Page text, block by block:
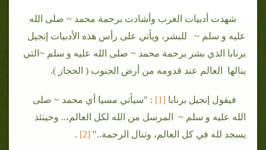
شهدت أدبيات الغرب وأشادت برحمة محمد ~ صلى الله
عليه و سلم ~ للبشر، ويأتي على رأس هذه الأدبيات إنجيل
برنابا الذي بشر برحمة محمد ~ صلى الله عليه و سلم ~التي
ينالها العالم عند قدومه من أرض الجنوب ( الحجاز ).
فيقول إنجيل برنابا [1]
: "سيأتي مسيا أي محمد ~ صلى
الله عليه و سلم ~ المرسل من الله لكل العالم،.. وحينئذ
يسجد لله في كل العالم، وتنال الرحمة.." [2
]
.